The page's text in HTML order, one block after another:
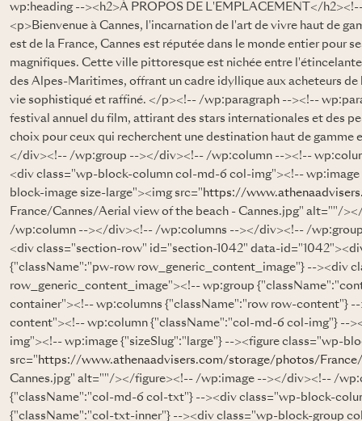
wp:heading --><h2>À PROPOS DE L'EMPLACEMENT</
<p>Bienvenue à Cannes, l'incarnation de l'art de vivre haut de
est de la France, Cannes est réputée dans le monde entier pour
magnifiques. Cette ville pittoresque est nichée entre
des Alpes-Maritimes, offrant un cadre idyllique aux acheteurs
vie sophistiqué et raffiné. </p><!-- /wp:paragraph --><!--
festival annuel du film, attirant des stars internationales et des
choix pour ceux qui recherchent une destination haut de
</div><!-- /wp:group --></div><!-- /wp:column --><!--
<div class="wp-block-column col-md-6 col-img"><!--
block-image size-large"><img src=" https://
France/Cannes/Aerial view of the beach - Cannes.jpg" alt=""/
/wp:column --></div><!-- /wp:columns --></div><!-- /
<div class="section-row" id="section-1042" data-
{"className":"pw-row row_generic_content_image"} --><div
row_generic_content_image"><!-- wp:group
container"><!-- wp:columns {"className":"row row-content"}
content"><!-- wp:column {"className":"col-md-6 col-img"} --
img"><!-- wp:image {"sizeSlug":"large"} --><figure class="wp-
src=" https://www.athenaadvisers.com/storage/photos/
Cannes.jpg" alt=""/></figure><!-- /wp:image --></div><!-- /
{"className":"col-md-6 col-txt"} --><div class="wp-block-
{"className":"col-txt-inner"} --><div class="wp-block-group